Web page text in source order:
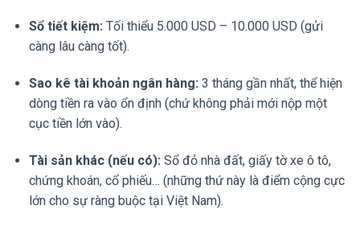
Sổ tiết kiệm: Tối thiểu 5.000 USD – 10.000 USD (gửi
càng lâu càng tốt).
Sao kê tài khoản ngân hàng: 3 tháng gần nhất, thể hiện
dòng tiền ra vào ổn định (chứ không phải mới nộp một
cục tiền lớn vào).
Tài sản khác (nếu có): Sổ đỏ nhà đất, giấy tờ xe ô tô,
chứng khoán, cổ phiếu… (những thứ này là điểm cộng cực
lớn cho sự ràng buộc tại Việt Nam).